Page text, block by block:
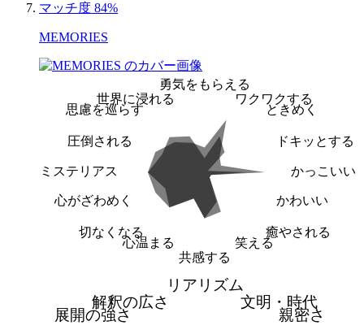
マッチ度 84%
MEMORIES
勇気をもらえる
ワクワクする
ときめく
ドキッとする
かっこいい
かわいい
癒やされる
笑える
共感する
心温まる
切なくなる
心がざわめく
ミステリアス
圧倒される
思慮を巡らす
世界に浸れる
リアリズム
文明・時代
親密さ
展開の強さ
解釈の広さ